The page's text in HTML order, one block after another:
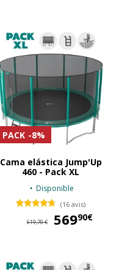
PACK -8%
Cama elástica Jump'Up
460 - Pack XL
Disponible
(16 avis)
619,70 € 56990€